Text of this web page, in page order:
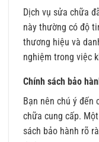
Dịch vụ sửa chữa
này thường có độ
thương hiệu và
nghiệm trong việc
Chính sách bảo
Bạn nên chú ý đến
chữa cung cấp.
sách bảo hành rõ